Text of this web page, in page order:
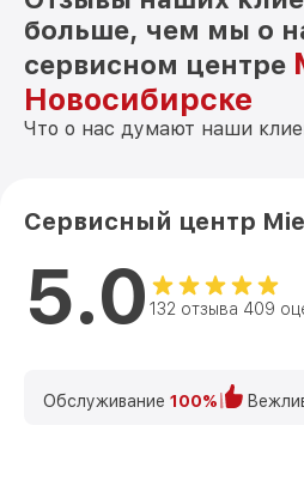
больше, чем мы о
сервисном центре
Новосибирске
Что о нас думают наши
Сервисный центр
5.0 132 отзыва 409
Обслуживание 100%